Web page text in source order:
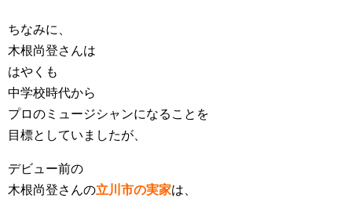
ちなみに、
木根尚登さんは
はやくも
中学校時代から
プロのミュージシャンになることを
目標としていましたが、
デビュー前の
木根尚登さんの立川市の実家は、